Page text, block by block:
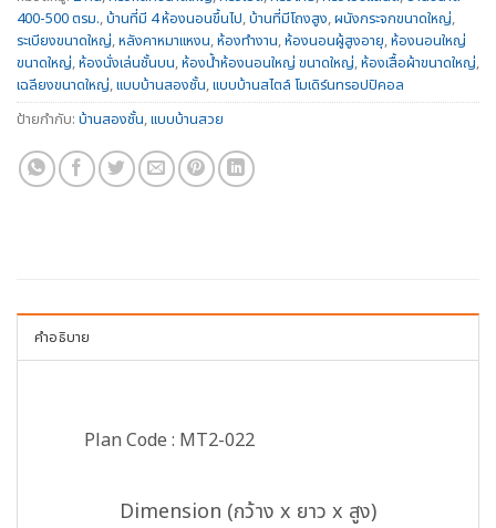
400-500 ตรม.,บ้านที่มี 4 ห้องนอนขึ้นไป,บ้านที่มีโถงสูง,ผนังกระจกขนาดใหญ่,
ระเบียงขนาดใหญ่,หลังคาหมาแหงน,ห้องทำงาน,ห้องนอนผู้สูงอายุ,ห้องนอนใหญ่
ขนาดใหญ่,ห้องนั่งเล่นชั้นบน,ห้องน้ำห้องนอนใหญ่ ขนาดใหญ่,ห้องเสื้อผ้าขนาดใหญ่,
เฉลียงขนาดใหญ่,แบบบ้านสองชั้น,แบบบ้านสไตล์ โมเดิร์นทรอปปิคอล
ป้ายกำกับ: บ้านสองชั้น,แบบบ้านสวย
คำอธิบาย
Plan Code : MT2-022
Dimension (กว้าง x ยาว x สูง)